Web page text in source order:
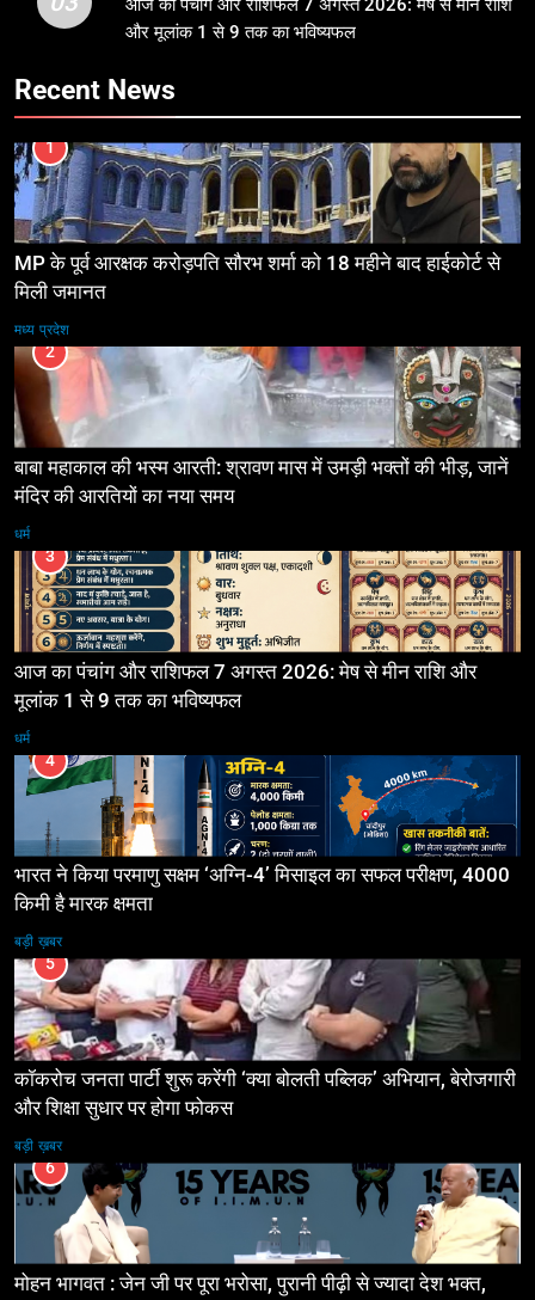
आज का पंचांग और राशिफल 7 अगस्त 2026: मेष से मीन राशि
और मूलांक 1 से 9 तक का भविष्यफल
Recent News
1
MP के पूर्व आरक्षक करोड़पति सौरभ शर्मा को 18 महीने बाद हाईकोर्ट से
मिली जमानत
मध्य प्रदेश
2
बाबा महाकाल की भस्म आरती: श्रावण मास में उमड़ी भक्तों की भीड़, जानें
मंदिर की आरतियों का नया समय
धर्म
3
आज का पंचांग और राशिफल 7 अगस्त 2026: मेष से मीन राशि और
मूलांक 1 से 9 तक का भविष्यफल
धर्म
4
भारत ने किया परमाणु सक्षम ‘अग्नि-4’ मिसाइल का सफल परीक्षण, 4000
किमी है मारक क्षमता
बड़ी ख़बर
5
कॉकरोच जनता पार्टी शुरू करेंगी ‘क्या बोलती पब्लिक’ अभियान, बेरोजगारी
और शिक्षा सुधार पर होगा फोकस
बड़ी ख़बर
6
मोहन भागवत : जेन जी पर पूरा भरोसा, पुरानी पीढ़ी से ज्यादा देश भक्त,